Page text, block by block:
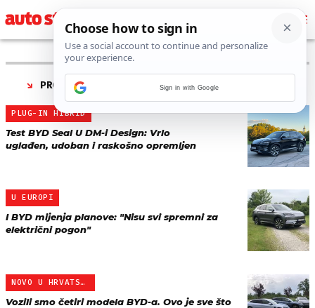
PRONAĐENO 4 REZULTATA ZA TAG “
PLUG-IN HIBRID
Test BYD Seal U DM-i Design: Vrlo
uglađen, udoban i raskošno opremljen
U EUROPI
I BYD mijenja planove: "Nisu svi spremni za
električni pogon"
NOVO U HRVATSKOJ
Vozili smo četiri modela BYD-a. Ovo je sve što
Sign in with Google